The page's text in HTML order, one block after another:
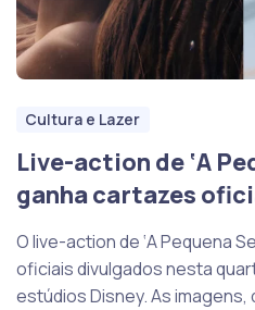
Cultura e Lazer
Live-action de ‘A
ganha cartazes
O live-action de ‘A Pequena
oficiais divulgados nesta
estúdios Disney. As imagens,